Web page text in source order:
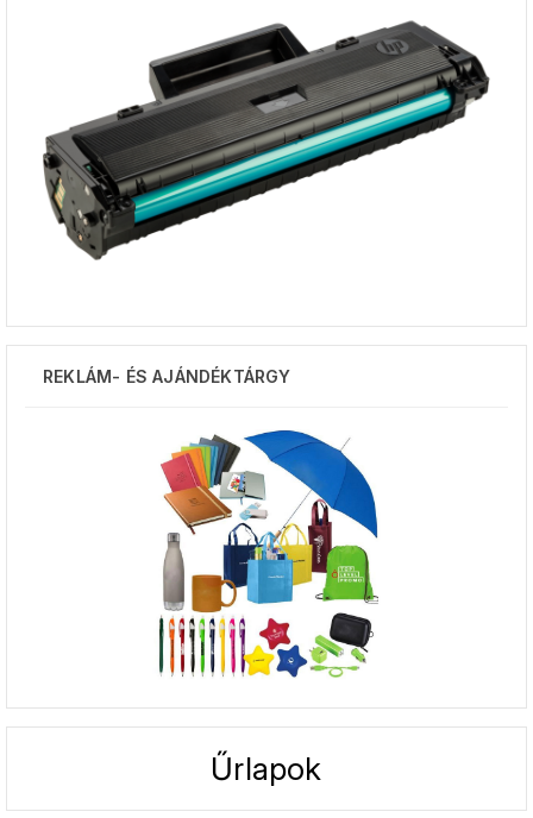
REKLÁM- ÉS AJÁNDÉKTÁRGY
Űrlapok